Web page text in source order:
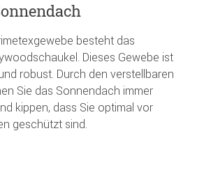
besteht das
Dieses Gewebe ist
robust. Durch den verstellbaren
Sie das Sonnendach immer
kippen, dass Sie optimal vor
geschützt sind.